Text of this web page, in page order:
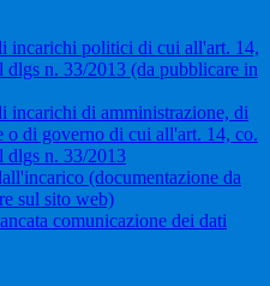
incarichi politici di cui all'art. 14,
dlgs n. 33/2013 (da pubblicare in
incarichi di amministrazione, di
o di governo di cui all'art. 14, co.
dlgs n. 33/2013
(documentazione da
sul sito web)
comunicazione dei dati